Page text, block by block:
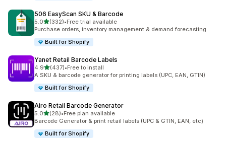
506 EasyScan SKU & Barcode
5.0별 5개 중
(332)
총 리뷰 332개
•Free trial available
Purchase orders, inventory management & demand forecasting
Built for Shopify
Yanet Retail Barcode Labels
4.9별 5개 중
(437)
총 리뷰 437개
•Free to install
A SKU & barcode generator for printing labels (UPC, EAN, GTIN)
Built for Shopify
Airo Retail Barcode Generator
5.0별 5개 중
(28)
총 리뷰 28개
•Free plan available
Barcode Generator & print retail labels (UPC & GTIN, EAN, etc)
Built for Shopify